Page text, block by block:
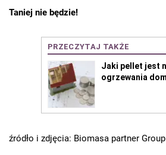
Taniej nie będzie!
źródło i zdjęcia: Biomasa partner Group